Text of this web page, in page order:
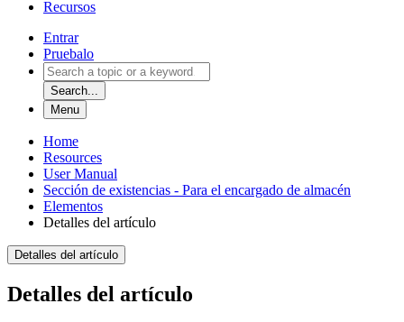
Recursos
Entrar
Pruebalo
Search...
Menu
Home
Resources
User Manual
Sección de existencias - Para el encargado de almacén
Elementos
Detalles del artículo
Detalles del artículo
Detalles del artículo